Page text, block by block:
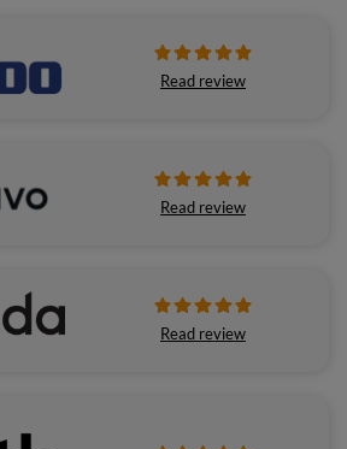
Read review
Read review
Read review